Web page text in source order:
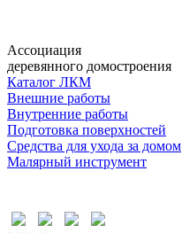
Ассоциация
деревянного домостроения
Каталог ЛКМ
Внешние работы
Внутренние работы
Подготовка поверхностей
Средства для ухода за домом
Малярный инструмент